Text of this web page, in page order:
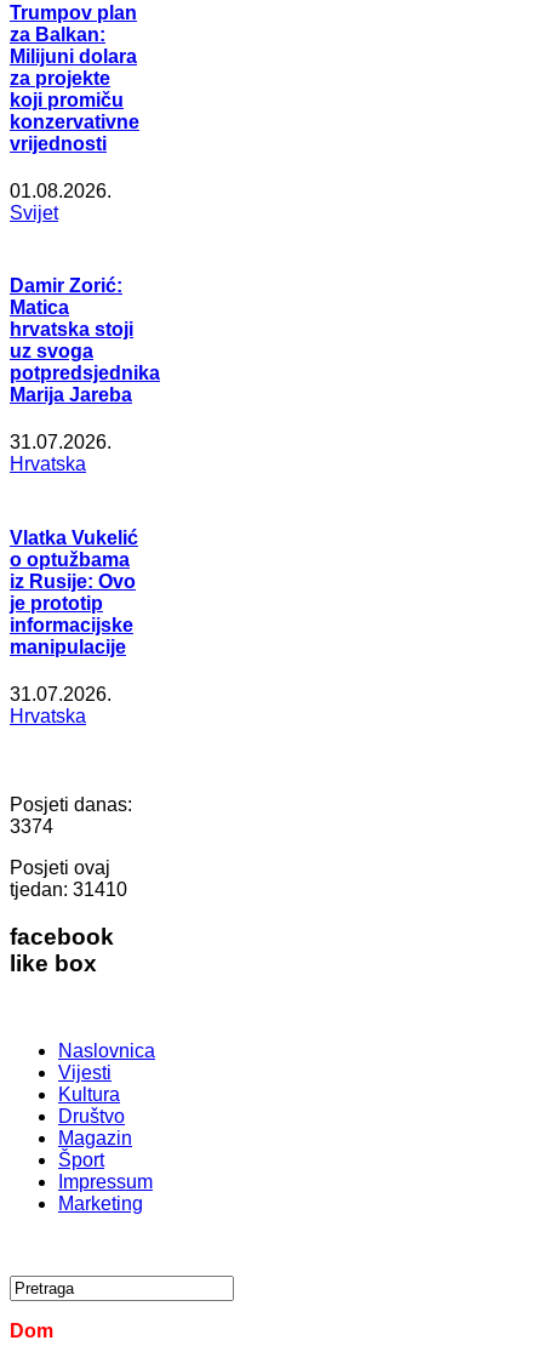
Trumpov plan
za Balkan:
Milijuni dolara
za projekte
koji promiču
konzervativne
vrijednosti
01.08.2026.
Svijet
Damir Zorić:
Matica
hrvatska stoji
uz svoga
potpredsjednika
Marija Jareba
31.07.2026.
Hrvatska
Vlatka Vukelić
o optužbama
iz Rusije: Ovo
je prototip
informacijske
manipulacije
31.07.2026.
Hrvatska
Posjeti danas:
3374
Posjeti ovaj
tjedan: 31410
facebook
like box
Naslovnica
Vijesti
Kultura
Društvo
Magazin
Šport
Impressum
Marketing
Dom